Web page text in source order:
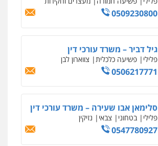
0509230800
גיל דביר – משרד עורכי דין
פלילי פשיעה כלכלית צווארון לבן
0506217771
סלימאן אבו שעירה – משרד עורכי דין
פלילי בטחוני צבאי נזיקין
0547780927